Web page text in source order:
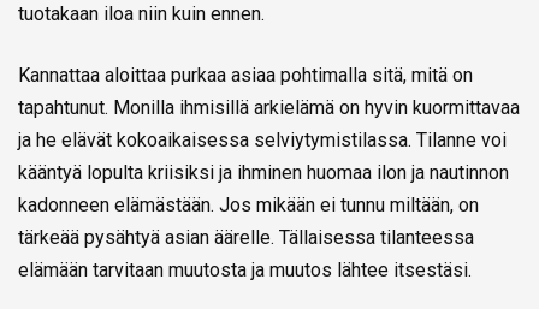
tuotakaan iloa niin kuin ennen.
Kannattaa aloittaa purkaa asiaa pohtimalla sitä, mitä on
tapahtunut. Monilla ihmisillä arkielämä on hyvin kuormittavaa
ja he elävät kokoaikaisessa selviytymistilassa. Tilanne voi
kääntyä lopulta kriisiksi ja ihminen huomaa ilon ja nautinnon
kadonneen elämästään. Jos mikään ei tunnu miltään, on
tärkeää pysähtyä asian äärelle. Tällaisessa tilanteessa
elämään tarvitaan muutosta ja muutos lähtee itsestäsi.